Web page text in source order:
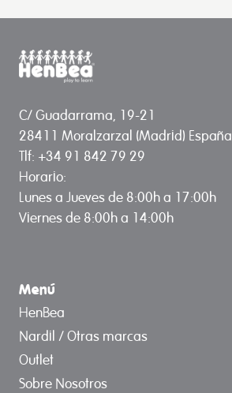
C/ Guadarrama, 19-21
28411 Moralzarzal (Madrid) España
Tlf: +34 91 842 79 29
Horario:
Lunes a Jueves de 8:00h a 17:00h
Viernes de 8:00h a 14:00h
Menú
HenBea
Nardil / Otras marcas
Outlet
Sobre Nosotros